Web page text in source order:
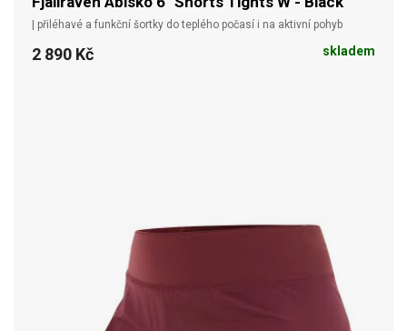
| přiléhavé a funkční šortky do teplého počasí i na aktivní pohyb
2 890 Kč skladem